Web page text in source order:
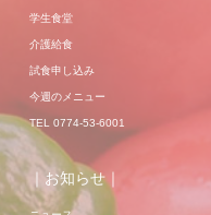
学生食堂
介護給食
試食申し込み
今週のメニュー
TEL 0774-53-6001
｜お知らせ｜